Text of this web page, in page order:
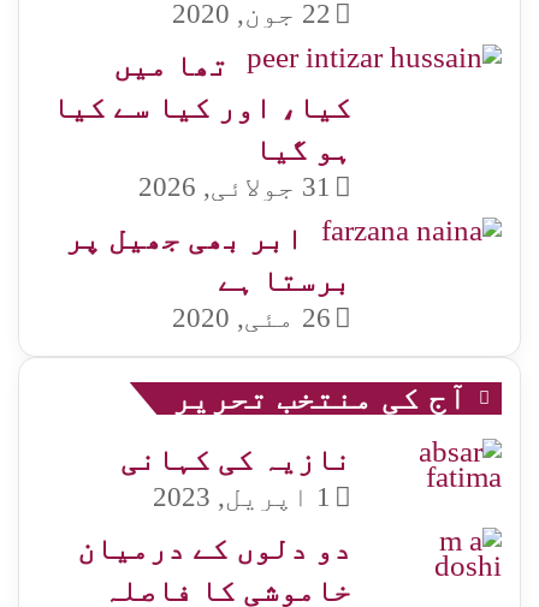
22 جون, 2020
تھا میں
کیا، اور کیا سے کیا
ہو گیا
31 جولائی, 2026
ابر بھی جھیل پر
برستا ہے
26 مئی, 2020
آج کی منتخب تحریر
نازیہ کی کہانی
1 اپریل, 2023
دو دلوں کے درمیان
خاموشی کا فاصلہ